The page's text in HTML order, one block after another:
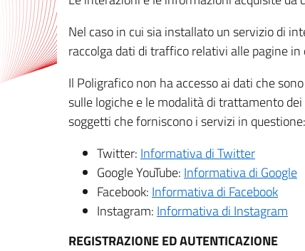
Nel caso in cui sia installato un servizio di
raccolga dati di traffico relativi alle pagine in
Il Poligrafico non ha accesso ai dati che
sulle logiche e le modalità di trattamento
soggetti che forniscono i servizi in questione:
Twitter: Informativa di Twitter
Google YouTube: Informativa di Google
Facebook: Informativa di Facebook
Instagram: Informativa di Instagram
REGISTRAZIONE ED AUTENTICAZIONE